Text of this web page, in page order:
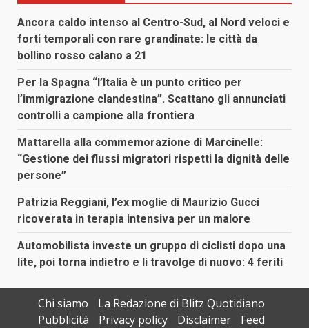
Ancora caldo intenso al Centro-Sud, al Nord veloci e
forti temporali con rare grandinate: le città da
bollino rosso calano a 21
Per la Spagna “l’Italia è un punto critico per
l’immigrazione clandestina”. Scattano gli annunciati
controlli a campione alla frontiera
Mattarella alla commemorazione di Marcinelle:
“Gestione dei flussi migratori rispetti la dignità delle
persone”
Patrizia Reggiani, l’ex moglie di Maurizio Gucci
ricoverata in terapia intensiva per un malore
Automobilista investe un gruppo di ciclisti dopo una
lite, poi torna indietro e li travolge di nuovo: 4 feriti
Chi siamo
La Redazione di Blitz Quotidiano
Pubblicità
Privacy policy Disclaimer Feed